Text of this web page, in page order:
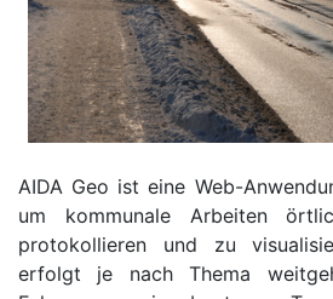
AIDA Geo ist eine Web-
um kommunale Arbeiten
protokollieren und zu
erfolgt je nach Thema